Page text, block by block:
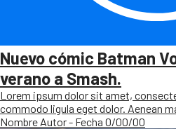
Nuevo cómic Batman
verano a Smash.
Lorem ipsum dolor sit amet,
commodo ligula eget dolor. Aenean
Nombre Autor - Fecha 0/00/00